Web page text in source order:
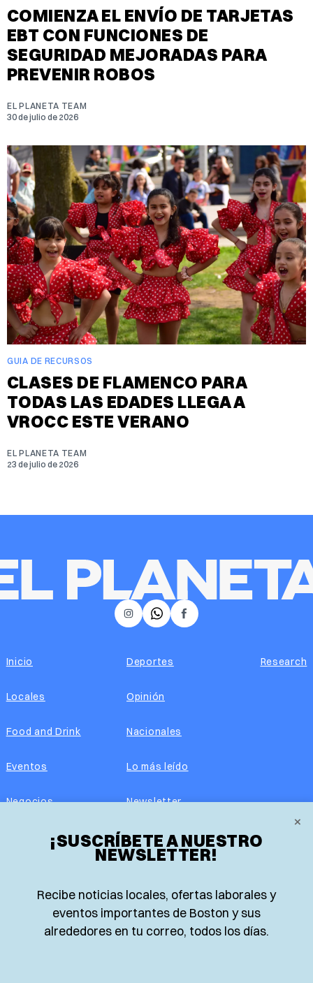
COMIENZA EL ENVÍO DE TARJETAS
EBT CON FUNCIONES DE
SEGURIDAD MEJORADAS PARA
PREVENIR ROBOS
EL PLANETA TEAM
30 de julio de 2026
GUIA DE RECURSOS
CLASES DE FLAMENCO PARA
TODAS LAS EDADES LLEGA A
VROCC ESTE VERANO
EL PLANETA TEAM
23 de julio de 2026
×
¡SUSCRÍBETE A NUESTRO
NEWSLETTER!
Recibe noticias locales, ofertas laborales y
eventos importantes de Boston y sus
alrededores en tu correo, todos los días.
𝕏 Facebook
Instagram
Inicio
Locales
Food and Drink
Eventos
Negocios
Real Estate
Guía de Recursos
Deportes
Opinión
Nacionales
Lo más leído
Newsletter
Edición impresa
Advertise with us
Research